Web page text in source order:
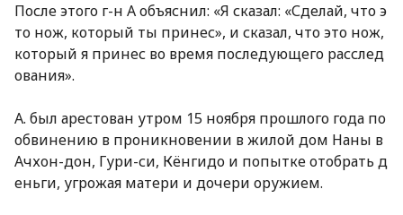
После этого г-н А объяснил: «Я сказал: «Сделай, что э
то нож, который ты принес», и сказал, что это нож,
который я принес во время последующего расслед
ования».
А. был арестован утром 15 ноября прошлого года по
обвинению в проникновении в жилой дом Наны в
Ачхон-дон, Гури-си, Кёнгидо и попытке отобрать д
еньги, угрожая матери и дочери оружием.